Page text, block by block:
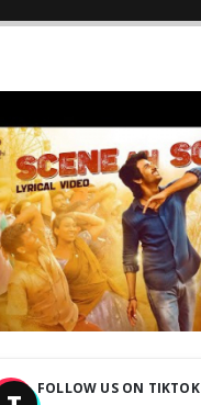
FOLLOW US ON TIKTOK